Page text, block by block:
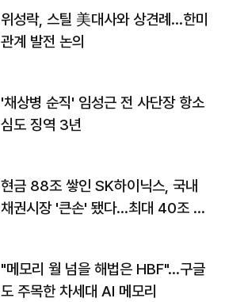
위성락, 스틸 美대사와 상견례…한미
관계 발전 논의
'채상병 순직' 임성근 전 사단장 항소
심도 징역 3년
현금 88조 쌓인 SK하이닉스, 국내
채권시장 '큰손' 됐다…최대 40조 투
"메모리 월 넘을 해법은 HBF"…구글
도 주목한 차세대 AI 메모리